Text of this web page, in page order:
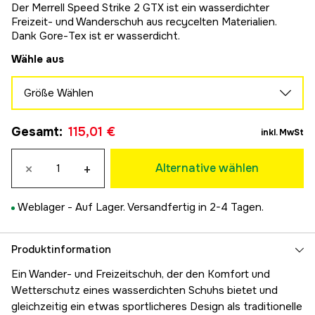
Der Merrell Speed Strike 2 GTX ist ein wasserdichter
Freizeit- und Wanderschuh aus recycelten Materialien.
Dank Gore-Tex ist er wasserdicht.
Wähle aus
Größe Wählen
115,01 €
38
115,01 €
40
115,01 €
41
Gesamt: 115,01 € inkl. MwSt
× + Alternative wählen
Weblager - Auf Lager. Versandfertig in 2-4 Tagen.
Produktinformation
Ein Wander- und Freizeitschuh, der den Komfort und
Wetterschutz eines wasserdichten Schuhs bietet und
gleichzeitig ein etwas sportlicheres Design als traditionelle